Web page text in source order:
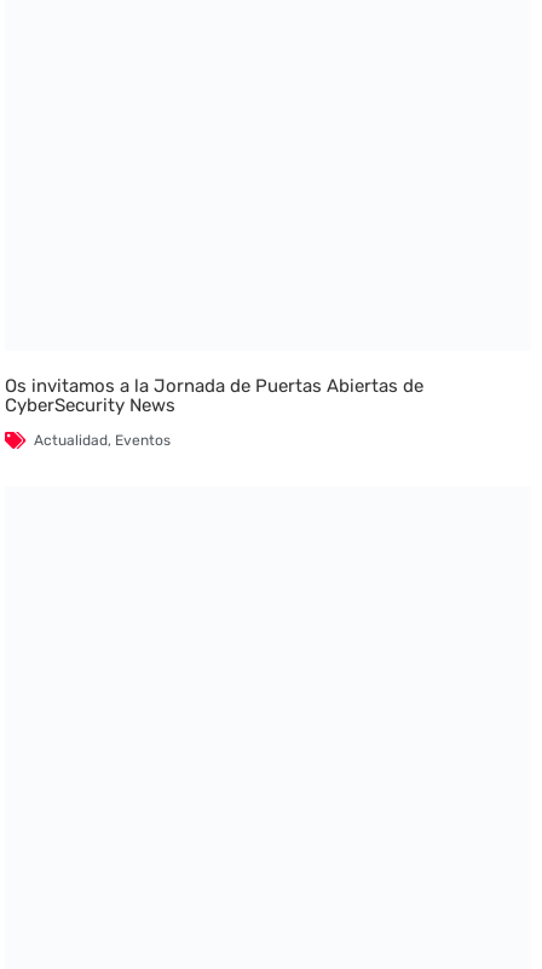
Os invitamos a la Jornada de Puertas Abiertas de
CyberSecurity News
Actualidad, Eventos